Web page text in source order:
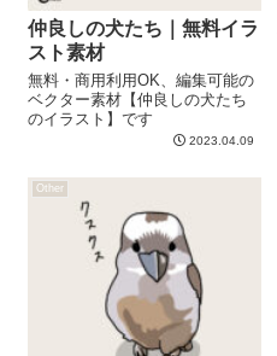
仲良しの犬たち｜無料イラ
スト素材
無料・商用利用OK、編集可能の
ベクター素材【仲良しの犬たち
のイラスト】です
2023.04.09
Other